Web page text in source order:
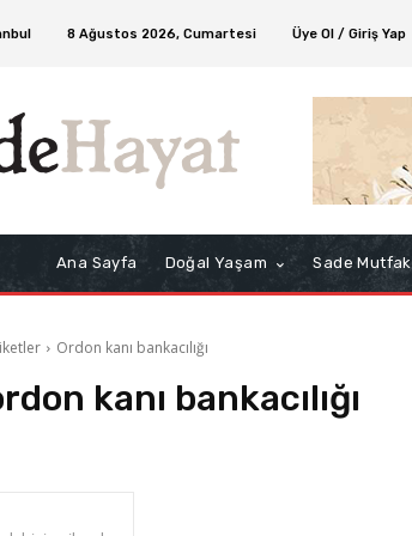
8 Ağustos 2026, Cumartesi Üye Ol / Giriş Yap
Ana Sayfa Doğal Yaşam Sade Mutfak
Ordon kanı bankacılığı
kanı bankacılığı